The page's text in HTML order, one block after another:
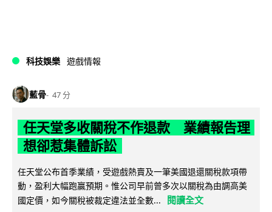
科技娛樂 遊戲情報
藍骨 47 分
任天堂多收關稅不作退款 業績報告理
想卻惹集體訴訟
任天堂公布首季業績，受遊戲熱賣及一筆美國退還關稅款項帶
動，盈利大幅跑贏預期。惟公司早前曾多次以關稅為由調高美
國定價，如今關稅被裁定違法並全數...
閱讀全文